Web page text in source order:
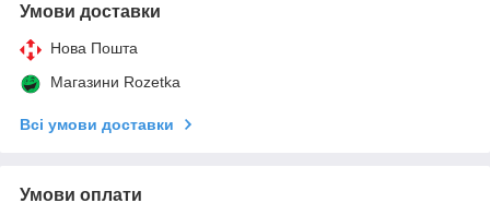
Умови доставки
Нова Пошта
Магазини Rozetka
Всі умови доставки
Умови оплати